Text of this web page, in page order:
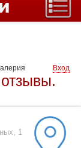
Вход
, 1